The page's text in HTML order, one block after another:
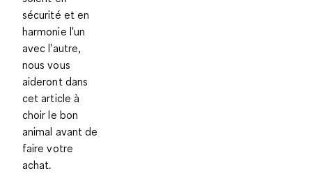
sécurité et en
harmonie l'un
avec l'autre,
nous vous
aideront dans
cet article à
choir le bon
animal avant de
faire votre
achat.